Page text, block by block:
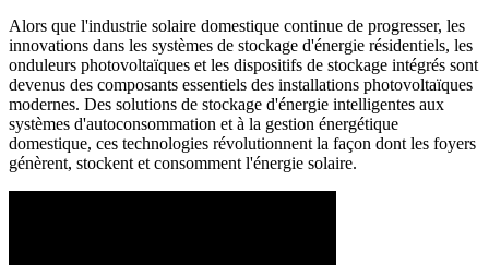
Alors que l'industrie solaire domestique continue de progresser, les
innovations dans les systèmes de stockage d'énergie résidentiels, les
onduleurs photovoltaïques et les dispositifs de stockage intégrés sont
devenus des composants essentiels des installations photovoltaïques
modernes. Des solutions de stockage d'énergie intelligentes aux
systèmes d'autoconsommation et à la gestion énergétique
domestique, ces technologies révolutionnent la façon dont les foyers
génèrent, stockent et consomment l'énergie solaire.